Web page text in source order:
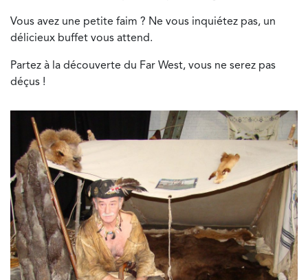
Vous avez une petite faim ? Ne vous inquiétez pas, un
délicieux buffet vous attend.
Partez à la découverte du Far West, vous ne serez pas
déçus !